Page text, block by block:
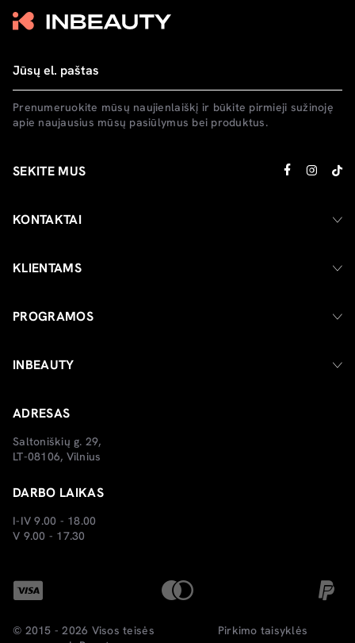
Prenumeruokite mūsų naujienlaiškį ir būkite pirmieji sužinoję
apie naujausius mūsų pasiūlymus bei produktus.
SEKITE MUS
KONTAKTAI
KLIENTAMS
PROGRAMOS
INBEAUTY
ADRESAS
Saltoniškių g. 29,
LT-08106, Vilnius
DARBO LAIKAS
I-IV 9.00 - 18.00
V 9.00 - 17.30
© 2015 - 2026 Visos teisės
Pirkimo taisyklės